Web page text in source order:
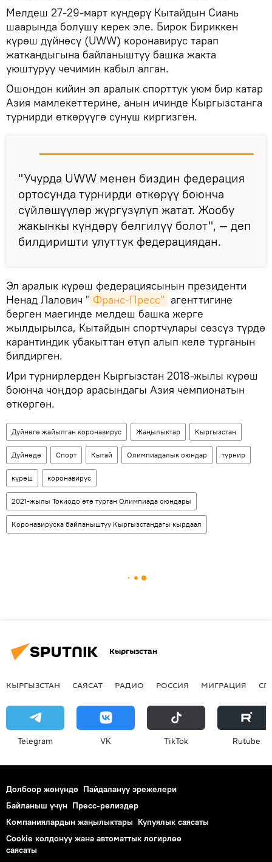
Мелдеш 27-29-март күндөрү Кытайдын Сиань
шаарында болушу керек эле. Бирок Бириккен
күрөш дүйнөсү (UWW) коронавирус тарап
жаткандыгына байланыштуу башка жакта
уюштуруу чечимин кабыл алган.
Ошондон кийин эл аралык спорттук уюм бир катар
Азия мамлекеттерине, анын ичинде Кыргызстанга
турнирди өткөрүүгө сунуш киргизген.
"Учурда UWW менен биздин федерация
ортосунда турнирди өткөрүү боюнча
сүйлөшүүлөр жүргүзүлүп жатат. Жообу
жакынкы күндөрү белгилүү болот", — деп
билдиришти улуттук федерациядан.
Эл аралык күрөш федерациясынын президенти
Ненад Лалович " Франс-Пресс" агенттигине
берген маегинде мелдеш башка жерге
жылдырылса, Кытайдын спортчулары сөзсүз түрдө
карантиндик убакыттан өтүп алып келе турганын
билдирген.
Ири турнирлерден Кыргызстан 2018-жылы күрөш
боюнча чоңдор арасындагы Азия чемпионатын
өткөргөн.
Дүйнөгө жайылган коронавирус Жаңылыктар Кыргызстан
Дүйнөдө Спорт Кытай Олимпиадалык оюндар турнир
күрөш коронавирус
2021-жылы Токиодо өтө турган Олимпиада оюндары
Коронавируска байланыштуу Кыргызстандагы кырдаал
Кыргызстан
КЫРГЫЗСТАН САЯСАТ РАДИО РОССИЯ МИГРАЦИЯ
Telegram VK ТikТоk Rutube
Долбоор жөнүндө Пайдалануу эрежелери
Байланыш үчүн Пресс-релиздер
Компаниялардын жаңылыктары Купуялык саясаты
Cookie колдонуу жана автоматтык логирлөө
саясаты